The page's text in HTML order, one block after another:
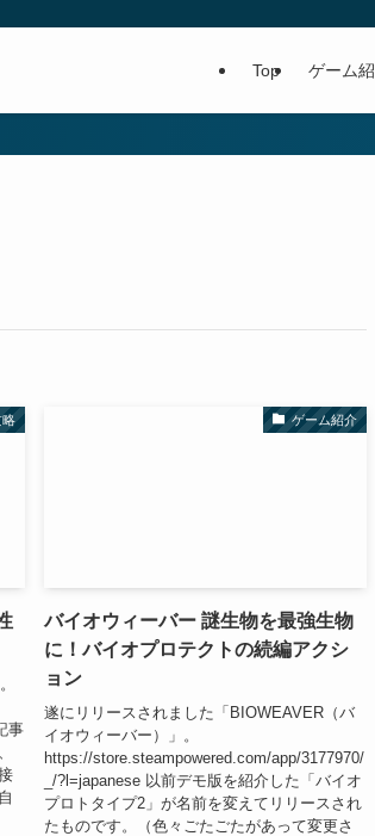
Top ゲーム
略
事
ゲーム紹介
バイオウィーバー 謎生物を最強生物
に！バイオプロテクトの続編アクシ
ョン
遂にリリースされました「BIOWEAVER（バ
イオウィーバー）」。
https://store.steampowered.com/app/3177970/
_/?l=japanese 以前デモ版を紹介した「バイオ
プロトタイプ2」が名前を変えてリリースされ
たものです。（色々ごたごたがあって変更さ